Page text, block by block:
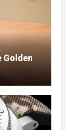
Golden